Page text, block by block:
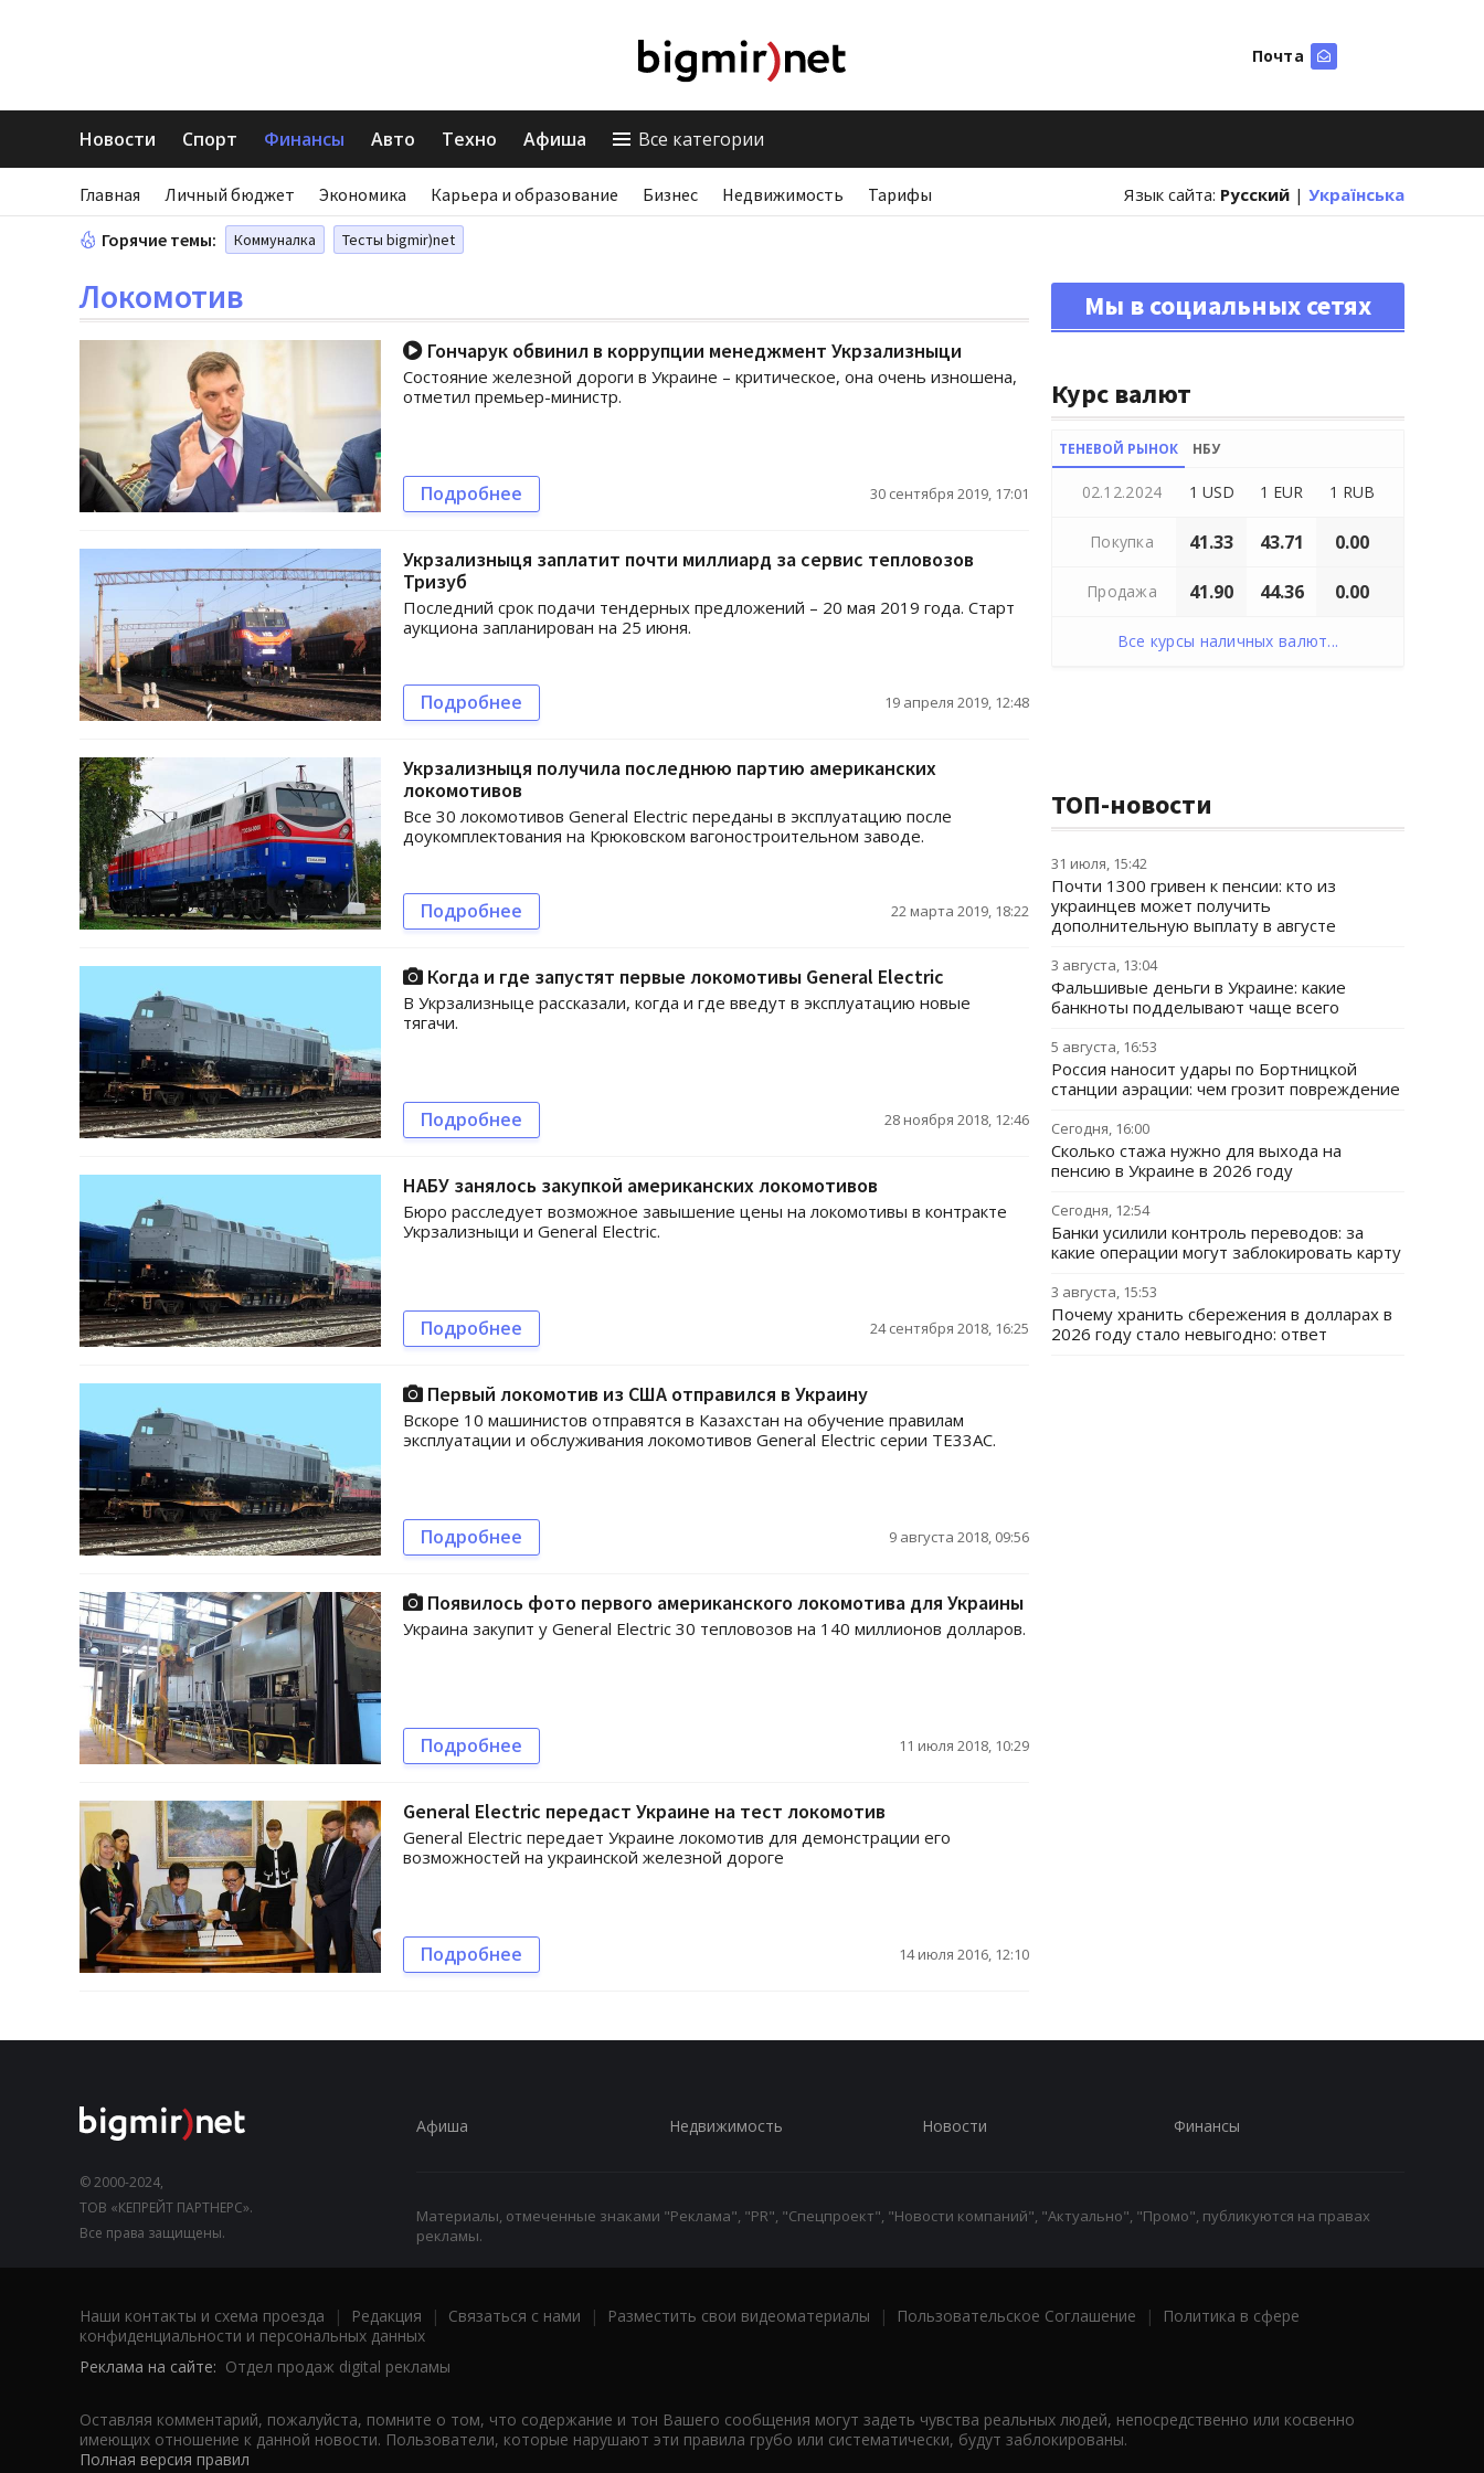
Почта
Новости Спорт Финансы Авто Техно Афиша Все категории
Главная Личный бюджет Экономика Карьера и образование Бизнес Недвижимость Тарифы Язык сайта: Русский | Українська
Горячие темы: Коммуналка Тесты bigmir)net
Локомотив
Гончарук обвинил в коррупции менеджмент Укрзализныци
Состояние железной дороги в Украине – критическое, она очень изношена,
отметил премьер-министр.
Подробнее 30 сентября 2019, 17:01
Укрзализныця заплатит почти миллиард за сервис тепловозов
Тризуб
Последний срок подачи тендерных предложений – 20 мая 2019 года. Старт
аукциона запланирован на 25 июня.
Подробнее 19 апреля 2019, 12:48
Укрзализныця получила последнюю партию американских
локомотивов
Все 30 локомотивов General Electric переданы в эксплуатацию после
доукомплектования на Крюковском вагоностроительном заводе.
Подробнее 22 марта 2019, 18:22
Когда и где запустят первые локомотивы General Electric
В Укрзализныце рассказали, когда и где введут в эксплуатацию новые
тягачи.
Подробнее 28 ноября 2018, 12:46
НАБУ занялось закупкой американских локомотивов
Бюро расследует возможное завышение цены на локомотивы в контракте
Укрзализныци и General Electric.
Подробнее 24 сентября 2018, 16:25
Первый локомотив из США отправился в Украину
Вскоре 10 машинистов отправятся в Казахстан на обучение правилам
эксплуатации и обслуживания локомотивов General Electric серии ТЕ33АС.
Подробнее 9 августа 2018, 09:56
Появилось фото первого американского локомотива для Украины
Украина закупит у General Electric 30 тепловозов на 140 миллионов долларов.
Подробнее 11 июля 2018, 10:29
General Electric передаст Украине на тест локомотив
General Electric передает Украине локомотив для демонстрации его
возможностей на украинской железной дороге
Подробнее 14 июля 2016, 12:10
Мы в социальных сетях
Курс валют
ТЕНЕВОЙ РЫНОК НБУ
02.12.2024 1 USD 1 EUR 1 RUB
Покупка 41.33 43.71 0.00
Продажа 41.90 44.36 0.00
Все курсы наличных валют...
ТОП-новости
31 июля, 15:42
Почти 1300 гривен к пенсии: кто из
украинцев может получить
дополнительную выплату в августе
3 августа, 13:04
Фальшивые деньги в Украине: какие
банкноты подделывают чаще всего
5 августа, 16:53
Россия наносит удары по Бортницкой
станции аэрации: чем грозит повреждение
Сегодня, 16:00
Сколько стажа нужно для выхода на
пенсию в Украине в 2026 году
Сегодня, 12:54
Банки усилили контроль переводов: за
какие операции могут заблокировать карту
3 августа, 15:53
Почему хранить сбережения в долларах в
2026 году стало невыгодно: ответ
© 2000-2024,
ТОВ «КЕПРЕЙТ ПАРТНЕРС».
Все права защищены.
Афиша Недвижимость Новости Финансы
Материалы, отмеченные знаками "Реклама", "PR", "Спецпроект", "Новости компаний", "Актуально", "Промо", публикуются на правах
рекламы.
Наши контакты и схема проезда | Редакция | Связаться с нами | Разместить свои видеоматериалы | Пользовательское Соглашение |
Политика в сфере
конфиденциальности и персональных данных
Реклама на сайте: Отдел продаж digital рекламы
Оставляя комментарий, пожалуйста, помните о том, что содержание и тон Вашего сообщения могут задеть чувства реальных людей, непосредственно или косвенно
имеющих отношение к данной новости. Пользователи, которые нарушают эти правила грубо или систематически, будут заблокированы.
Полная версия правил